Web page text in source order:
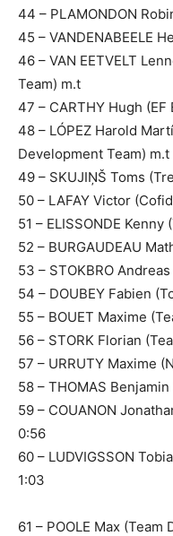
44 – PLAMONDON
45 – VANDENABEELE
46 – VAN EETVELT
Team) m.t
47 – CARTHY Hugh
48 – LÓPEZ Harold
Development Team) m.t
49 – SKUJIŅŠ Toms
50 – LAFAY Victor
51 – ELISSONDE
52 – BURGAUDEAU
53 – STOKBRO
54 – DOUBEY Fabien
55 – BOUET Maxime
56 – STORK Florian
57 – URRUTY Maxime
58 – THOMAS
59 – COUANON
0:56
60 – LUDVIGSSON
1:03
61 – POOLE Max (Team